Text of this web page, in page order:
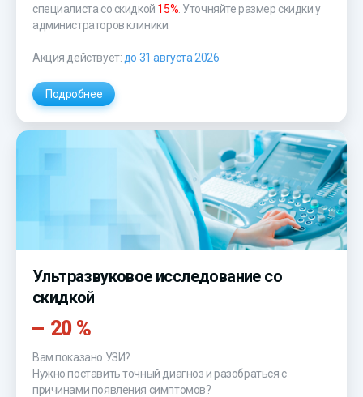
специалиста со скидкой 15% . Уточняйте размер скидки у
администраторов клиники.
Акция действует: до 31 августа 2026
Подробнее
Ультразвуковое исследование со
скидкой
20 %
Вам показано УЗИ?
Нужно поставить точный диагноз и разобраться с
причинами появления симптомов?